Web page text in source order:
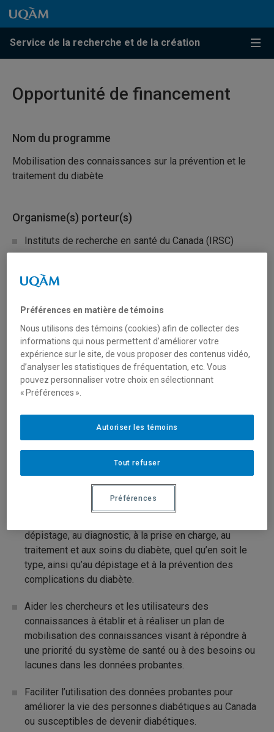
Passer au contenu
Accéder au menu principal
Accéder à la recherche
Passer au contenu
Accéder au menu principal
Service de la recherche et de la création
Menu
Opportunité de financement
Nom du programme
Mobilisation des connaissances sur la prévention et le
traitement du diabète
Organisme(s) porteur(s)
Instituts de recherche en santé du Canada (IRSC)
Type de financement
Fonctionnement
Secteur(s)
Sciences liées à la santé
Description du programme
suivants :
Accroître et améliorer la mobilisation bidirectionnelle
dépistage, au diagnostic, à la prise en charge, au
traitement et aux soins du diabète, quel qu’en soit le
type, ainsi qu’au dépistage et à la prévention des
complications du diabète.
Aider les chercheurs et les utilisateurs des
connaissances à établir et à réaliser un plan de
mobilisation des connaissances visant à répondre à
une priorité du système de santé ou à des besoins ou
lacunes dans les données probantes.
Faciliter l’utilisation des données probantes pour
améliorer la vie des personnes diabétiques au Canada
ou susceptibles de devenir diabétiques.
Préférences en matière de témoins
Nous utilisons des témoins (cookies) afin de collecter des
informations qui nous permettent d’améliorer votre
expérience sur le site, de vous proposer des contenus vidéo,
d’analyser les statistiques de fréquentation, etc. Vous
pouvez personnaliser votre choix en sélectionnant
« Préférences ».
Tout refuser
Autoriser les témoins
Préférences